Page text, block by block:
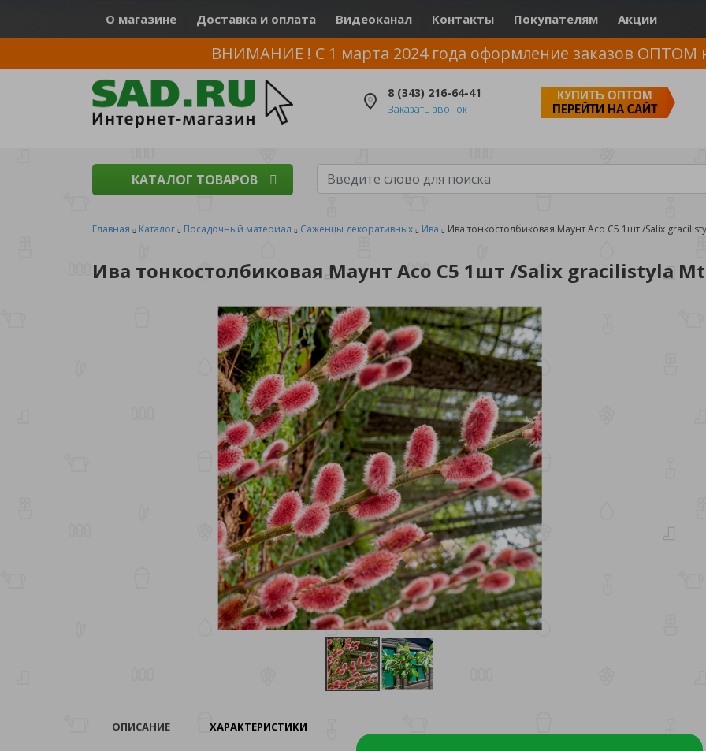
О магазине Доставка и оплата Видеоканал Контакты Покупателям Акции
ВНИМАНИЕ ! С 1 марта 2024 года оформление заказов ОПТОМ
8 (343) 216-64-41
Заказать звонок
КУПИТЬ ОПТОМ
ПЕРЕЙТИ НА САЙТ
КАТАЛОГ ТОВАРОВ
Главная Каталог Посадочный материал Саженцы декоративных Ива Ива тонкостолбиковая Маунт Асо С5 1шт /Salix
Ива тонкостолбиковая Маунт Асо С5 1шт /Salix gracilistyla
ОПИСАНИЕ ХАРАКТЕРИСТИКИ